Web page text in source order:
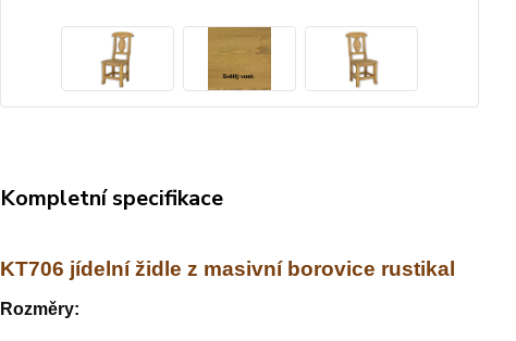
Kompletní specifikace
KT706 jídelní židle z masivní borovice rustikal
Rozměry: